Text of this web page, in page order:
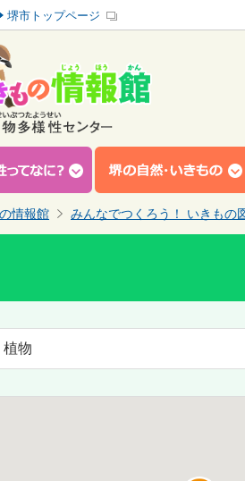
堺市トップページ
情報館 みんなでつくろう！ いきもの
植物